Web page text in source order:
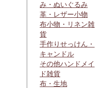
み・ぬいぐるみ
革・レザー小物
布小物・リネン雑
貨
手作りせっけん・
キャンドル
その他ハンドメイ
ド雑貨
布・生地